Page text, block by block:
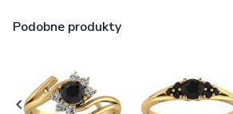
Podobne produkty